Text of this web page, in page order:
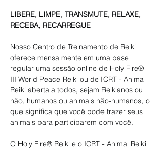
LIBERE, LIMPE, TRANSMUTE, RELAXE,
RECEBA, RECARREGUE
Nosso Centro de Treinamento de Reiki
oferece mensalmente em uma base
regular uma sessão online de Holy Fire®
III World Peace Reiki ou de ICRT - Animal
Reiki aberta a todos, sejam Reikianos ou
não, humanos ou animais não-humanos, o
que significa que você pode trazer seus
animais para participarem com você.
O Holy Fire® Reiki e o ICRT - Animal Reiki